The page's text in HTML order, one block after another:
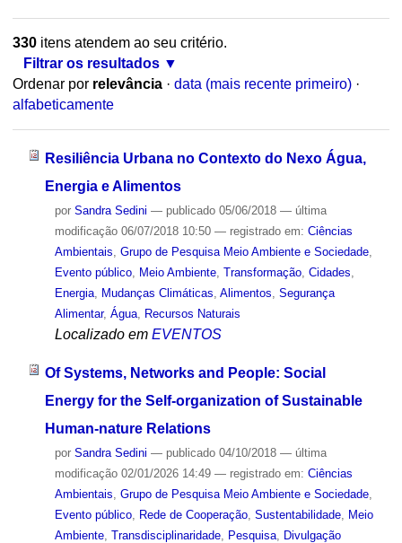
330itens atendem ao seu critério.
Filtrar os resultados
Ordenar por relevância · data (mais recente primeiro) ·
alfabeticamente
Resiliência Urbana no Contexto do Nexo Água,
Energia e Alimentos
por Sandra Sedini — publicado05/06/2018 — última
modificação06/07/2018 10:50 — registrado em: Ciências
Ambientais Grupo de Pesquisa Meio Ambiente e Sociedade,
Evento público, Meio Ambiente, Transformação, Cidades
Energia, Mudanças Climáticas Alimentos Segurança
Alimentar, Água, Recursos Naturais
Localizado em EVENTOS
Of Systems, Networks and People: Social
Energy for the Self-organization of Sustainable
Human-nature Relations
por Sandra Sedini — publicado04/10/2018 — última
modificação02/01/2026 14:49 — registrado em: Ciências
Ambientais Grupo de Pesquisa Meio Ambiente e Sociedade,
Evento público, Rede de Cooperação, Sustentabilidade, Meio
Ambiente, Transdisciplinaridade, Pesquisa, Divulgação